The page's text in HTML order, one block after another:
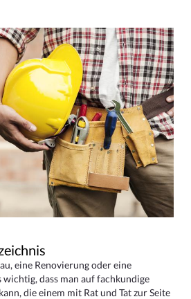
eine Renovierung oder eine
wichtig, dass man auf fachkundige
die einem mit Rat und Tat zur Seite